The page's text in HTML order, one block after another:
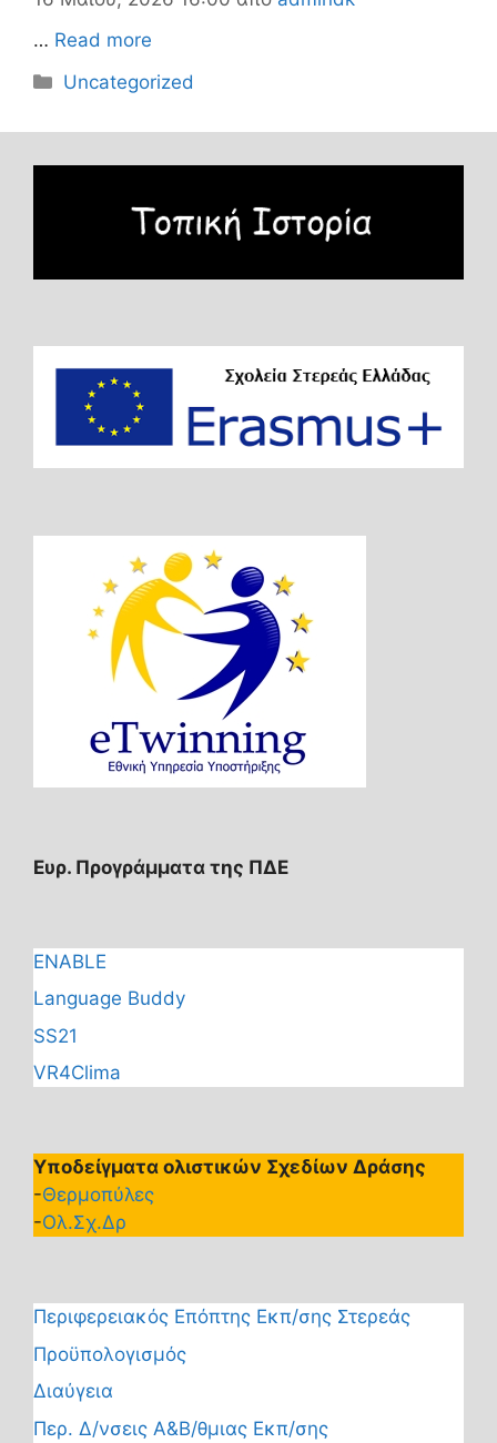
… Read more
Κατηγορίες
Uncategorized
Ευρ. Προγράμματα της ΠΔΕ
ENABLE
Language Buddy
SS21
VR4Clima
Υποδείγματα ολιστικών Σχεδίων Δράσης
-Θερμοπύλες
-Ολ.Σχ.Δρ
Περιφερειακός Επόπτης Εκπ/σης Στερεάς
Προϋπολογισμός
Διαύγεια
Περ. Δ/νσεις Α&Β/θμιας Εκπ/σης